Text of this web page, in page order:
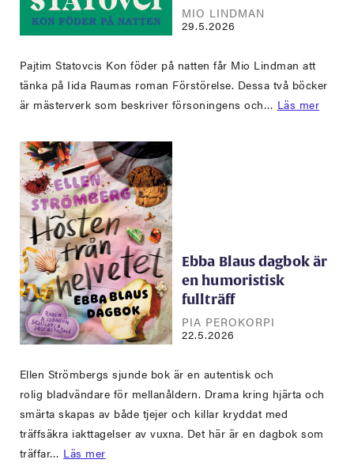
MIO LINDMAN
29.5.2026
Pajtim Statovcis Kon föder på natten får Mio Lindman att
tänka på Iida Raumas roman Förstörelse. Dessa två böcker
är mästerverk som beskriver försoningens och… Läs mer
Ebba Blaus dagbok är
en humoristisk
fullträff
PIA PEROKORPI
22.5.2026
Ellen Strömbergs sjunde bok är en autentisk och
rolig bladvändare för mellanåldern. Drama kring hjärta och
smärta skapas av både tjejer och killar kryddat med
träffsäkra iakttagelser av vuxna. Det här är en dagbok som
träffar… Läs mer